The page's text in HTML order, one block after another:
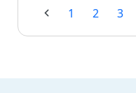
1 2 3